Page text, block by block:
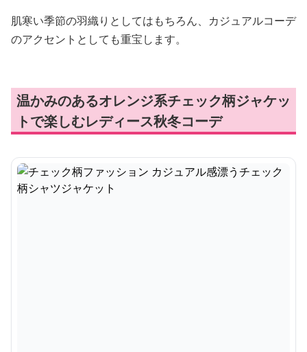
肌寒い季節の羽織りとしてはもちろん、カジュアルコーデ
のアクセントとしても重宝します。
温かみのあるオレンジ系チェック柄ジャケッ
トで楽しむレディース秋冬コーデ